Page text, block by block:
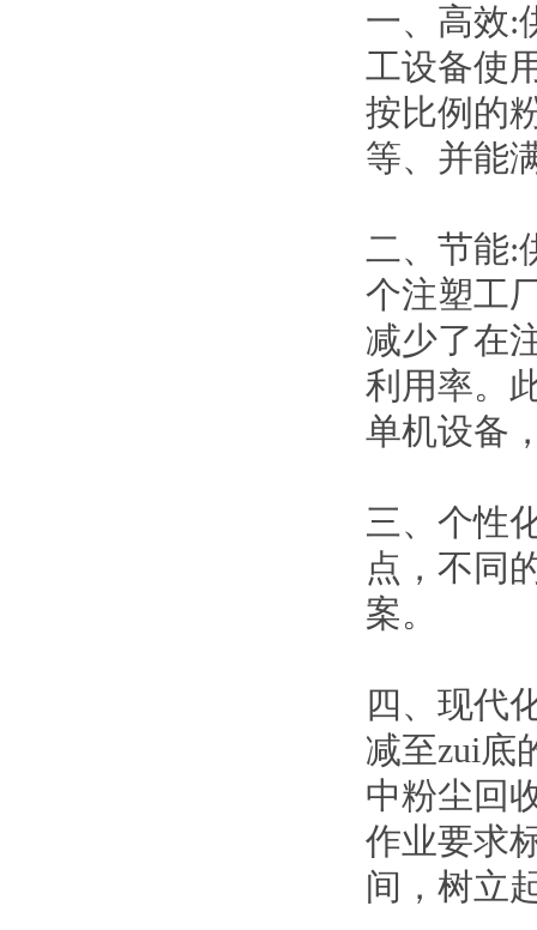
一、高效:
工设备使
按比例的
等、并能
二、节能:
个注塑工
减少了在
利用率。
单机设备
三、个性
点，不同
案。
四、现代
减至zui底
中粉尘回
作业要求
间，树立